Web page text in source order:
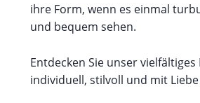
ihre Form, wenn es einmal
und bequem sehen.
Entdecken Sie unser
individuell, stilvoll und mit